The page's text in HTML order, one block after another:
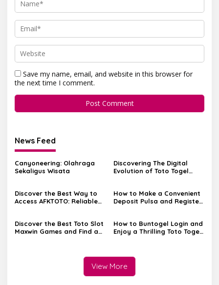
Save my name, email, and website in this browser for
the next time I comment.
News Feed
Canyoneering: Olahraga
Sekaligus Wisata
Discovering The Digital
Evolution of Toto Togel
Discover the Best Way to
Access AFKTOTO: Reliable
How to Make a Convenient
Deposit Pulsa and Register
Discover the Best Toto Slot
Maxwin Games and Find a
How to Buntogel Login and
Enjoy a Thrilling Toto Togel
View More